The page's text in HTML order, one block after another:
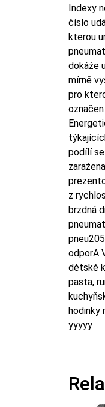
Indexy
číslo
kterou
dokáže
mírně
pro
podílí
z
brzdná
odporA
dětské
pasta,
hodinky
yyyyy